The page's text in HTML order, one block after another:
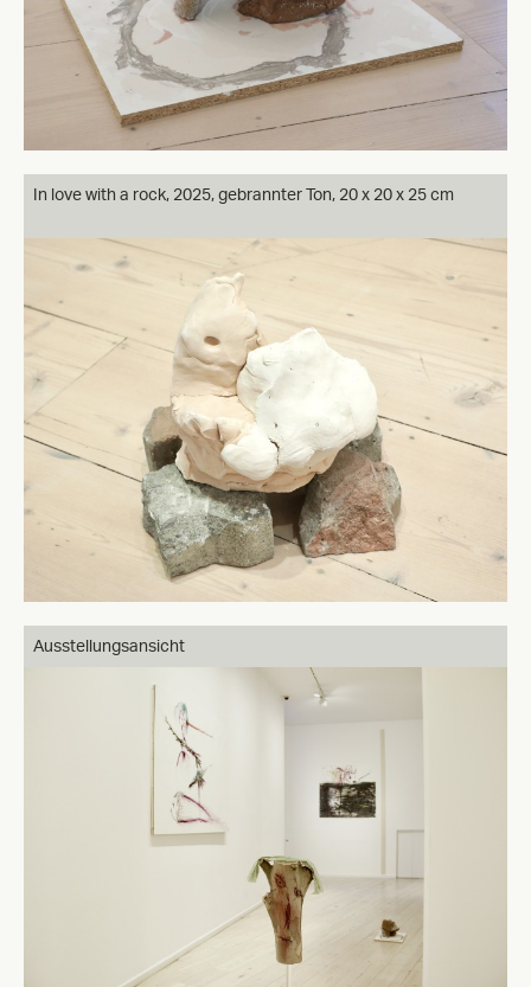
In love with a rock, 2025, gebrannter Ton, 20 x 20 x 25 cm
Ausstellungsansicht